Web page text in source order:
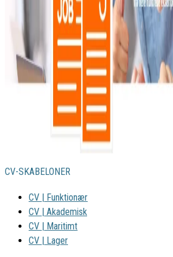
CV-SKABELONER
CV | Funktionær
CV | Akademisk
CV | Maritimt
CV | Lager